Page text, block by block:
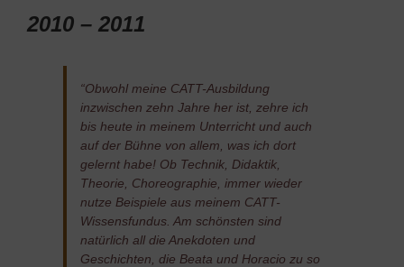
2010 – 2011
“Obwohl meine CATT-Ausbildung
inzwischen zehn Jahre her ist, zehre ich
bis heute in meinem Unterricht und auch
auf der Bühne von allem, was ich dort
gelernt habe! Ob Technik, Didaktik,
Theorie, Choreographie, immer wieder
nutze Beispiele aus meinem CATT-
Wissensfundus. Am schönsten sind
natürlich all die Anekdoten und
Geschichten, die Beata und Horacio zu so